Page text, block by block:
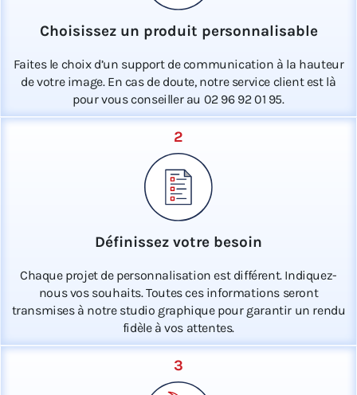
Choisissez un produit personnalisable
Faites le choix d’un support de communication à la hauteur
de votre image. En cas de doute, notre service client est là
pour vous conseiller au 02 96 92 01 95.
2
Définissez votre besoin
Chaque projet de personnalisation est différent. Indiquez-
nous vos souhaits. Toutes ces informations seront
transmises à notre studio graphique pour garantir un rendu
fidèle à vos attentes.
3